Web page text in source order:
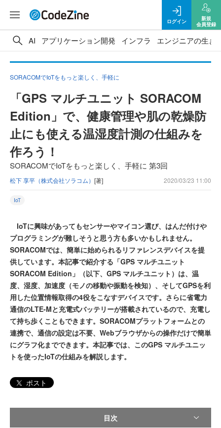
ログイン
新規
会員登録
AI アプリケーション開発 インフラ エンジニアの生き
SORACOMでIoTをもっと楽しく、手軽に
「GPS マルチユニット SORACOM
Edition」で、健康管理や肌の乾燥防
止にも使える温湿度計測の仕組みを
作ろう！
SORACOMでIoTをもっと楽しく、手軽に 第3回
松下 享平（株式会社ソラコム） [著] 2020/03/23 11:00
IoT
IoTに興味があってもセンサーやマイコン選び、はんだ付けや
プログラミングが難しそうと思う方も多いかもしれません。
SORACOMでは、簡単に始められるリファレンスデバイスを提
供しています。本記事で紹介する「GPS マルチユニット
SORACOM Edition」（以下、GPS マルチユニット）は、温
度、湿度、加速度（モノの移動や振動を検知）、そしてGPSを利
用した位置情報取得の4役をこなすデバイスです。さらに省電力
通信のLTE-Mと充電式バッテリーが搭載されているので、充電し
て持ち歩くこともできます。SORACOMプラットフォームとの
連携で、通信の設定は不要、Webブラウザからの操作だけで簡単
にグラフ化までできます。本記事では、このGPS マルチユニッ
トを使ったIoTの仕組みを解説します。
ポスト
目次